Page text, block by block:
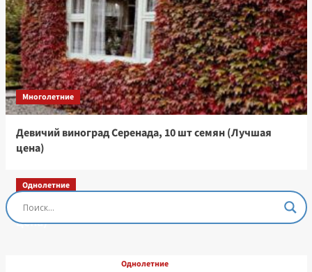
Многолетние
Девичий виноград Серенада, 10 шт семян (Лучшая
цена)
Однолетние
Остеоспермум Пэшн Роуз, 3 шт семян (Лучшая
цена)
Однолетние